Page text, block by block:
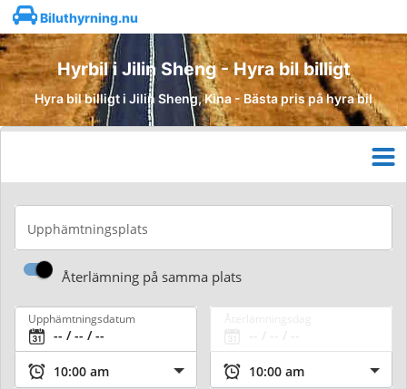
Biluthyrning.nu
Hyrbil i Jilin Sheng - Hyra bil billigt
Hyra bil billigt i Jilin Sheng, Kina - Bästa pris på hyra bil
Upphämtningsplats
Återlämning på samma plats
Upphämtningsdatum